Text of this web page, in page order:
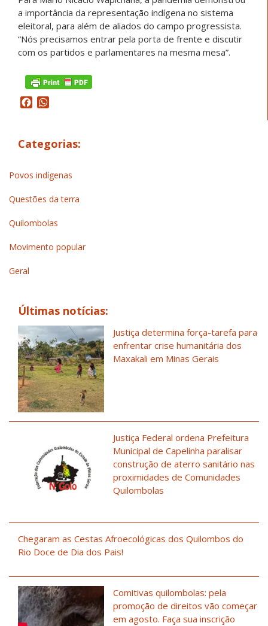
a importância da representação indígena no sistema
eleitoral, para além de aliados do campo progressista.
“Nós precisamos entrar pela porta de frente e discutir
com os partidos e parlamentares na mesma mesa”.
Facebook
Categorias:
Povos indígenas
Questões da terra
Quilombolas
Movimento popular
Geral
Últimas notícias:
Justiça determina força-tarefa para
enfrentar crise humanitária dos
Maxakali em Minas Gerais
Justiça Federal ordena Prefeitura
Municipal de Capelinha paralisar
construção de aterro sanitário nas
proximidades de Comunidades
Quilombolas
Chegaram as Cestas Afroecológicas dos Quilombos do
Rio Doce de Dia dos Pais!
Comitivas quilombolas: pela
promoção de direitos vão começar
em agosto. Faça sua inscrição